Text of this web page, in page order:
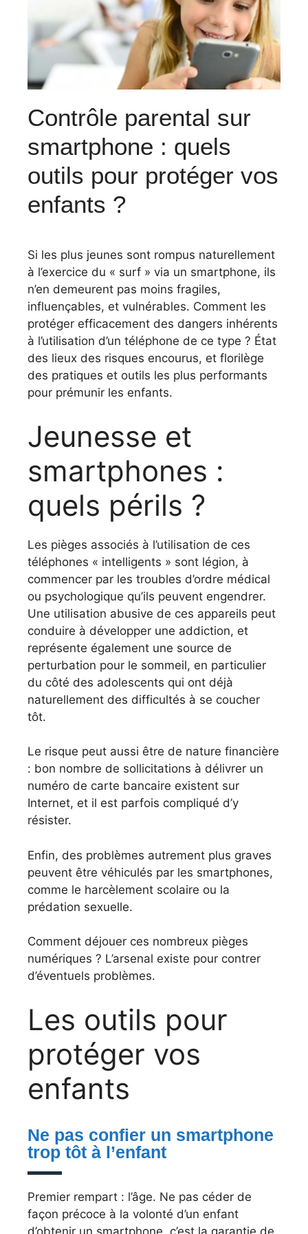
Contrôle parental sur
smartphone : quels
outils pour protéger vos
enfants ?
Si les plus jeunes sont rompus naturellement
à l’exercice du « surf » via un smartphone, ils
n’en demeurent pas moins fragiles,
influençables, et vulnérables. Comment les
protéger efficacement des dangers inhérents
à l’utilisation d’un téléphone de ce type ? État
des lieux des risques encourus, et florilège
des pratiques et outils les plus performants
pour prémunir les enfants.
Jeunesse et
smartphones :
quels périls ?
Les pièges associés à l’utilisation de ces
téléphones « intelligents » sont légion, à
commencer par les troubles d’ordre médical
ou psychologique qu’ils peuvent engendrer.
Une utilisation abusive de ces appareils peut
conduire à développer une addiction, et
représente également une source de
perturbation pour le sommeil, en particulier
du côté des adolescents qui ont déjà
naturellement des difficultés à se coucher
tôt.
Le risque peut aussi être de nature financière
: bon nombre de sollicitations à délivrer un
numéro de carte bancaire existent sur
Internet, et il est parfois compliqué d’y
résister.
Enfin, des problèmes autrement plus graves
peuvent être véhiculés par les smartphones,
comme le harcèlement scolaire ou la
prédation sexuelle.
Comment déjouer ces nombreux pièges
numériques ? L’arsenal existe pour contrer
d’éventuels problèmes.
Les outils pour
protéger vos
enfants
Ne pas confier un smartphone
trop tôt à l’enfant
Premier rempart : l’âge. Ne pas céder de
façon précoce à la volonté d’un enfant
d’obtenir un smartphone, c’est la garantie de